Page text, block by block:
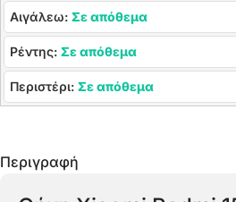
Αιγάλεω: Σε απόθεμα
Ρέντης: Σε απόθεμα
Περιστέρι: Σε απόθεμα
Περιγραφή